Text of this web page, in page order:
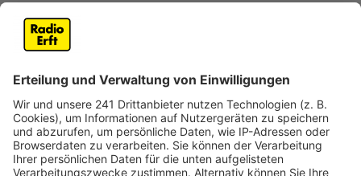
soll bis 15 Uhr dauern.
Freitag: Streik für gleiche Bezahlung
Anzeige